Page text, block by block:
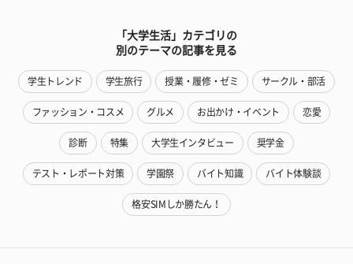
「大学生活」カテゴリの
別のテーマの記事を見る
学生トレンド 学生旅行 授業・履修・ゼミ サークル・部活
ファッション・コスメ グルメ お出かけ・イベント 恋愛
診断 特集 大学生インタビュー 奨学金
テスト・レポート対策 学園祭 バイト知識 バイト体験談
格安SIMしか勝たん！